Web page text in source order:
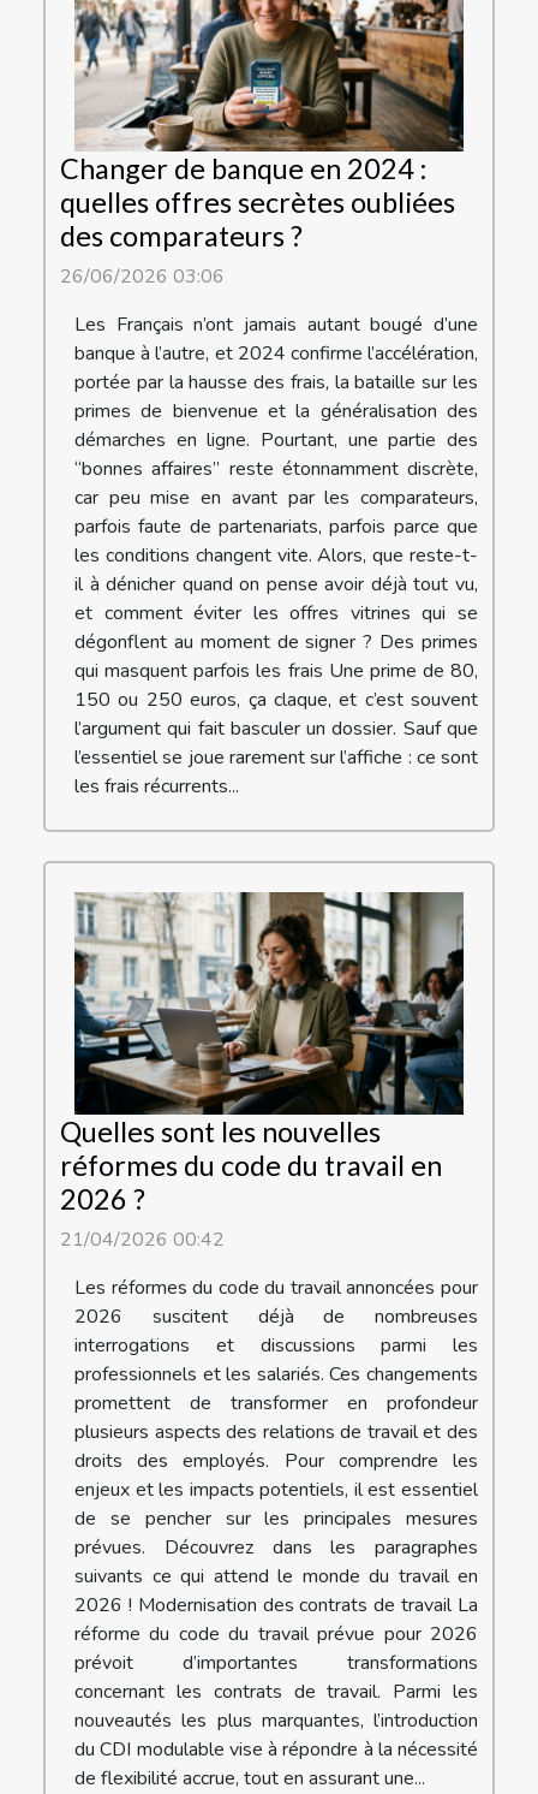
Changer de banque en 2024 :
quelles offres secrètes oubliées
des comparateurs ?
26/06/2026 03:06
Les Français n’ont jamais autant bougé d’une
banque à l’autre, et 2024 confirme l’accélération,
portée par la hausse des frais, la bataille sur les
primes de bienvenue et la généralisation des
démarches en ligne. Pourtant, une partie des
“bonnes affaires” reste étonnamment discrète,
car peu mise en avant par les comparateurs,
parfois faute de partenariats, parfois parce que
les conditions changent vite. Alors, que reste-t-
il à dénicher quand on pense avoir déjà tout vu,
et comment éviter les offres vitrines qui se
dégonflent au moment de signer ? Des primes
qui masquent parfois les frais Une prime de 80,
150 ou 250 euros, ça claque, et c’est souvent
l’argument qui fait basculer un dossier. Sauf que
l’essentiel se joue rarement sur l’affiche : ce sont
les frais récurrents...
Quelles sont les nouvelles
réformes du code du travail en
2026 ?
21/04/2026 00:42
Les réformes du code du travail annoncées pour
2026 suscitent déjà de nombreuses
interrogations et discussions parmi les
professionnels et les salariés. Ces changements
promettent de transformer en profondeur
plusieurs aspects des relations de travail et des
droits des employés. Pour comprendre les
enjeux et les impacts potentiels, il est essentiel
de se pencher sur les principales mesures
prévues. Découvrez dans les paragraphes
suivants ce qui attend le monde du travail en
2026 ! Modernisation des contrats de travail La
réforme du code du travail prévue pour 2026
prévoit d’importantes transformations
concernant les contrats de travail. Parmi les
nouveautés les plus marquantes, l’introduction
du CDI modulable vise à répondre à la nécessité
de flexibilité accrue, tout en assurant une...